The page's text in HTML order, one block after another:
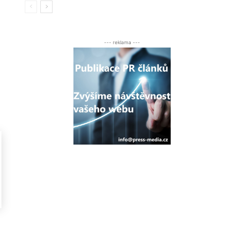
--- reklama ---